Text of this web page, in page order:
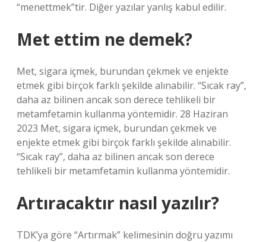
“menettmek”tir. Diğer yazılar yanlış kabul edilir.
Met ettim ne demek?
Met, sigara içmek, burundan çekmek ve enjekte
etmek gibi birçok farklı şekilde alınabilir. “Sıcak ray”,
daha az bilinen ancak son derece tehlikeli bir
metamfetamin kullanma yöntemidir. 28 Haziran
2023 Met, sigara içmek, burundan çekmek ve
enjekte etmek gibi birçok farklı şekilde alınabilir.
“Sıcak ray”, daha az bilinen ancak son derece
tehlikeli bir metamfetamin kullanma yöntemidir.
Artıracaktır nasıl yazılır?
TDK’ya göre “Artırmak” kelimesinin doğru yazımı